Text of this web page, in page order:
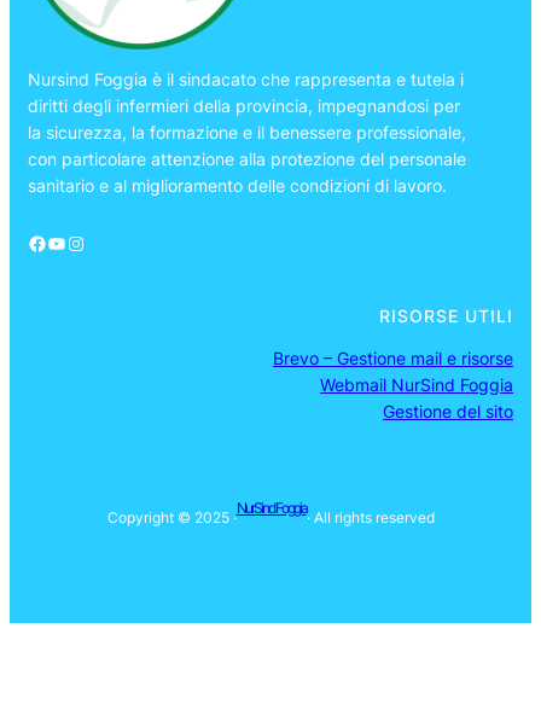
Nursind Foggia è il sindacato che rappresenta e tutela i
diritti degli infermieri della provincia, impegnandosi per
la sicurezza, la formazione e il benessere professionale,
con particolare attenzione alla protezione del personale
sanitario e al miglioramento delle condizioni di lavoro.
Facebook YouTube Instagram
RISORSE UTILI
Brevo – Gestione mail e risorse
Webmail NurSind Foggia
Gestione del sito
Copyright © 2025 ·
NurSind Foggia
· All rights reserved